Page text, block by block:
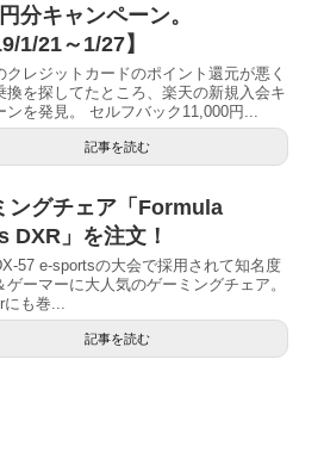
分キャンペーン。
1/21～1/27】
クレジットカードのポイント還元が悪く
換を探してたところ、楽天の新規入会キ
ンを発見。 セルフバック11,000円...
記事を読む
ングチェア「Formula
DXR」を注文！
57 e-sportsの大会で採用されて知名度
ゲーマーに大人気のゲーミングチェア。
も巻...
記事を読む